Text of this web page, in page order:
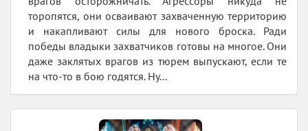
торопятся, они осваивают захваченную территорию
и накапливают силы для нового броска. Ради
победы владыки захватчиков готовы на многое. Они
даже заклятых врагов из тюрем выпускают, если те
на что-то в бою годятся. Ну...